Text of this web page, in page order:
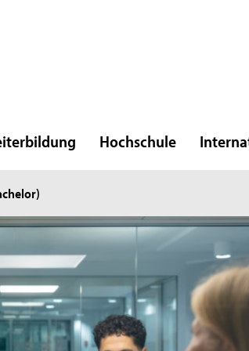
Hochschule